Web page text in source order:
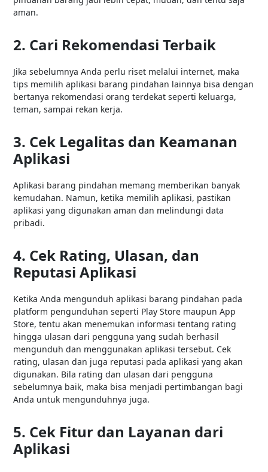
aman.
2. Cari Rekomendasi Terbaik
Jika sebelumnya Anda perlu riset melalui internet, maka
tips memilih aplikasi barang pindahan lainnya bisa dengan
bertanya rekomendasi orang terdekat seperti keluarga,
teman, sampai rekan kerja.
3. Cek Legalitas dan Keamanan
Aplikasi
Aplikasi barang pindahan memang memberikan banyak
kemudahan. Namun, ketika memilih aplikasi, pastikan
aplikasi yang digunakan aman dan melindungi data
pribadi.
4. Cek Rating, Ulasan, dan
Reputasi Aplikasi
Ketika Anda mengunduh aplikasi barang pindahan pada
platform pengunduhan seperti Play Store maupun App
Store, tentu akan menemukan informasi tentang rating
hingga ulasan dari pengguna yang sudah berhasil
mengunduh dan menggunakan aplikasi tersebut. Cek
rating, ulasan dan juga reputasi pada aplikasi yang akan
digunakan. Bila rating dan ulasan dari pengguna
sebelumnya baik, maka bisa menjadi pertimbangan bagi
Anda untuk mengunduhnya juga.
5. Cek Fitur dan Layanan dari
Aplikasi